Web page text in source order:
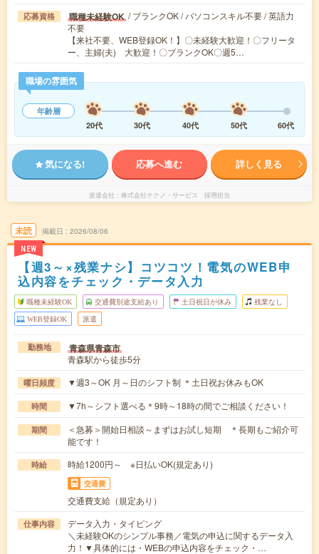
応募資格 職種未経験OK / ブランクOK / パソコンスキル不要 / 英語力
不要
【来社不要、WEB登録OK！】〇未経験大歓迎！〇フリータ
ー、主婦(夫) 大歓迎！〇ブランクOK〇週5…
職場の雰囲気
年齢層
20代
30代 40代 50代 60代
気になる! 応募へ進む 詳しく見る
派遣会社 株式会社テクノ・サービス 採用担当
未読
NEW
掲載日 2026/08/06
【週3～×残業ナシ】コツコツ！電気のWEB申
込内容をチェック・データ入力
職種未経験OK 交通費別途支給あり 土日祝日が休み 残業なし
WEB登録OK 派遣
勤務地 青森県青森市
青森駅から徒歩5分
曜日頻度 ▼週3～OK 月～日のシフト制 ＊土日祝お休みもOK
時間 ▼7h～シフト選べる＊9時～18時の間でご相談ください！
期間
＜急募＞開始日相談～まずはお試し短期 ＊長期もご紹介可
能です！
時給 時給1200円～ ※日払いOK(規定あり)
交通費
交通費支給（規定あり）
仕事内容
データ入力・タイピング
＼未経験OKのシンプル事務／電気の申込に関するデータ入
力！▼具体的には・WEBの申込内容をチェック・…